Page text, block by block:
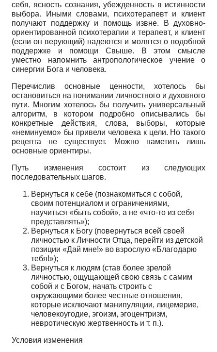
себя, ясность сознания, убежденность в истинности
выбора. Иными словами, психотерапевт и клиент
получают поддержку и помощь извне. В духовно-
ориентированной психотерапии и терапевт, и клиент
(если он верующий) надеются и молятся о подобной
поддержке и помощи Свыше. В этом смысле
уместно напомнить антропологическое учение о
синергии Бога и человека.
Перечислив основные ценности, хотелось бы
остановиться на понимании личностного и духовного
пути. Многим хотелось бы получить универсальный
алгоритм, в котором подробно описывались бы
конкретные действия, слова, выборы, которые
«неминуемо» бы привели человека к цели. Но такого
рецепта не существует. Можно наметить лишь
основные ориентиры.
Путь изменения состоит из следующих
последовательных шагов.
Вернуться к себе (познакомиться с собой,
своим потенциалом и ограничениями,
научиться «быть собой», а не «что-то из себя
представлять»);
Вернуться к Богу (повернуться всей своей
личностью к Личности Отца, перейти из детской
позиции «Дай мне!» во взрослую «Благодарю
тебя!»);
Вернуться к людям (став более зрелой
личностью, ощущающей свою связь с самим
собой и с Богом, начать строить с
окружающими более честные отношения,
которые исключают манипуляции, лицемерие,
человекоугодие, эгоизм, эгоцентризм,
невротическую жертвенность и т. п.).
Условия изменения